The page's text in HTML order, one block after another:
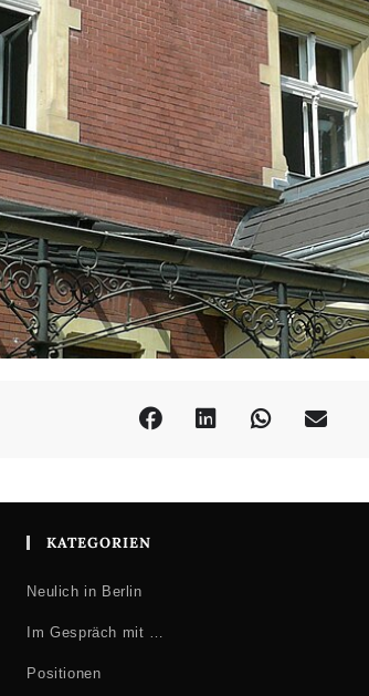
KATEGORIEN
Neulich in Berlin
Im Gespräch mit …
Positionen